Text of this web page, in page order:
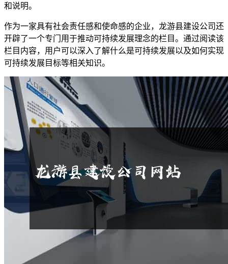
和说明。
作为一家具有社会责任感和使命感的企业，龙游县建设公司还
开辟了一个专门用于推动可持续发展理念的栏目。通过阅读该
栏目内容，用户可以深入了解什么是可持续发展以及如何实现
可持续发展目标等相关知识。